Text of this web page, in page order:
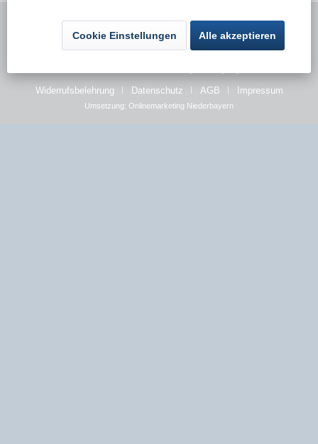
* Alle Preise inkl. gesetzl. Mehrwertsteuer zzgl.
wenn nicht
anders beschrieben
Widerrufsbelehrung Datenschutz AGB Impressum
Umsetzung: Onlinemarketing Niederbayern
Cookie Einstellungen Alle akzeptieren